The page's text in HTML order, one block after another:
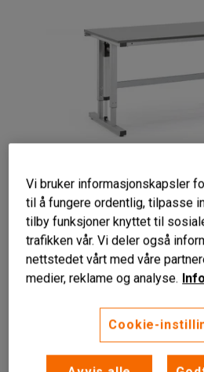
CE-merket arbeidsbord
Elektrisk hev/senk
Maks belastning 400 kg
Slitesterk bordplate i laminat
Fleksibelt og elektrisk
deg veksle mellom sittende og
Vi bruker informasjonskapsler
til å fungere ordentlig, tilpasse
tilby funksjoner knyttet til
trafikken vår. Vi deler også
nettstedet vårt med våre
medier, reklame og analyse.
Cookie-